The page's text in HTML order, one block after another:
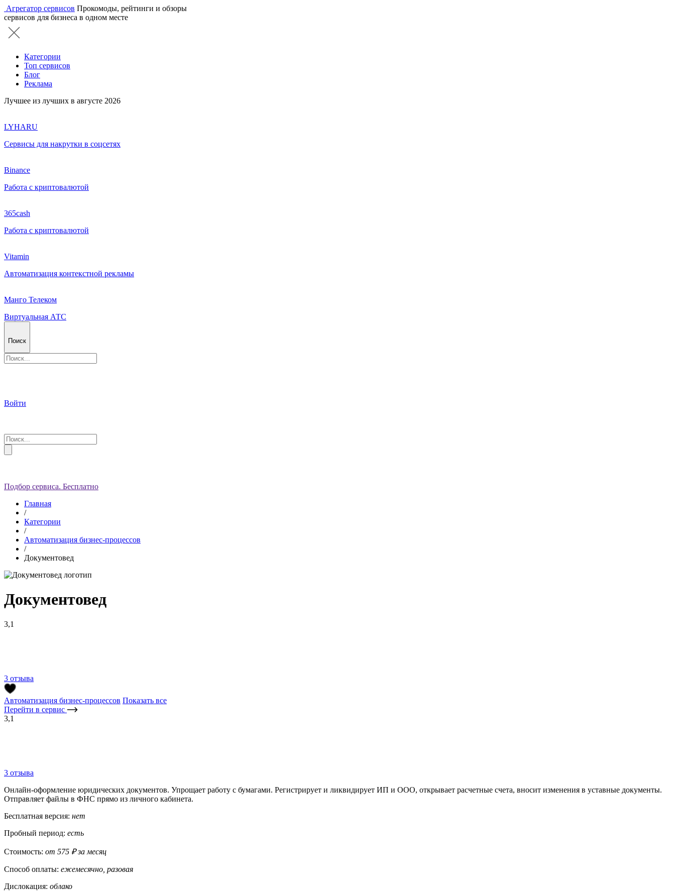
Агрегатор сервисов Прокомоды, рейтинги и обзоры
сервисов для бизнеса в одном месте
Категории
Топ сервисов
Блог
Реклама
Лучшее из лучших в августе 2026
LYHARU
Сервисы для накрутки в соцсетях
Binance
Работа с криптовалютой
365cash
Работа с криптовалютой
Vitamin
Автоматизация контекстной рекламы
Манго Телеком
Виртуальная АТС
Поиск
Войти
Подбор сервиса. Бесплатно
Главная
/
Категории
/
Автоматизация бизнес-процессов
/
Документовед
Документовед
3,1
3 отзыва
Автоматизация бизнес-процессов Показать все
Перейти в сервис
3,1
3 отзыва
Онлайн-оформление юридических документов. Упрощает работу с бумагами. Регистрирует и ликвидирует ИП и ООО, открывает расчетные счета, вносит изменения в уставные документы.
Отправляет файлы в ФНС прямо из личного кабинета.
Бесплатная версия: нет
Пробный период: есть
Стоимость: от 575 ₽ за месяц
Способ оплаты: ежемесячно, разовая
Дислокация: облако